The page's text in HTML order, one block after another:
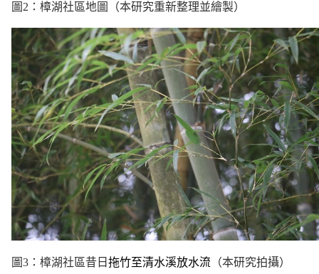
圖2：樟湖社區地圖（本研究重新整理並繪製）
圖3：樟湖社區昔日 拖竹至清水溪放水流 （本研究拍攝）